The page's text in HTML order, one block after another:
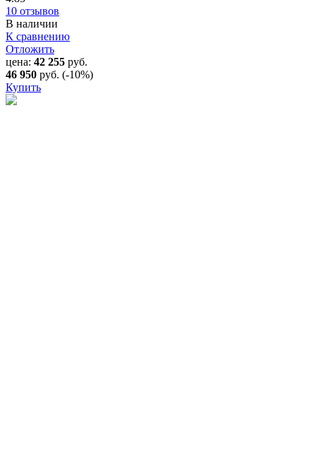
10 отзывов
В наличии
К сравнению
Отложить
цена: 42 255 руб.
46 950 руб. (-10%)
Купить